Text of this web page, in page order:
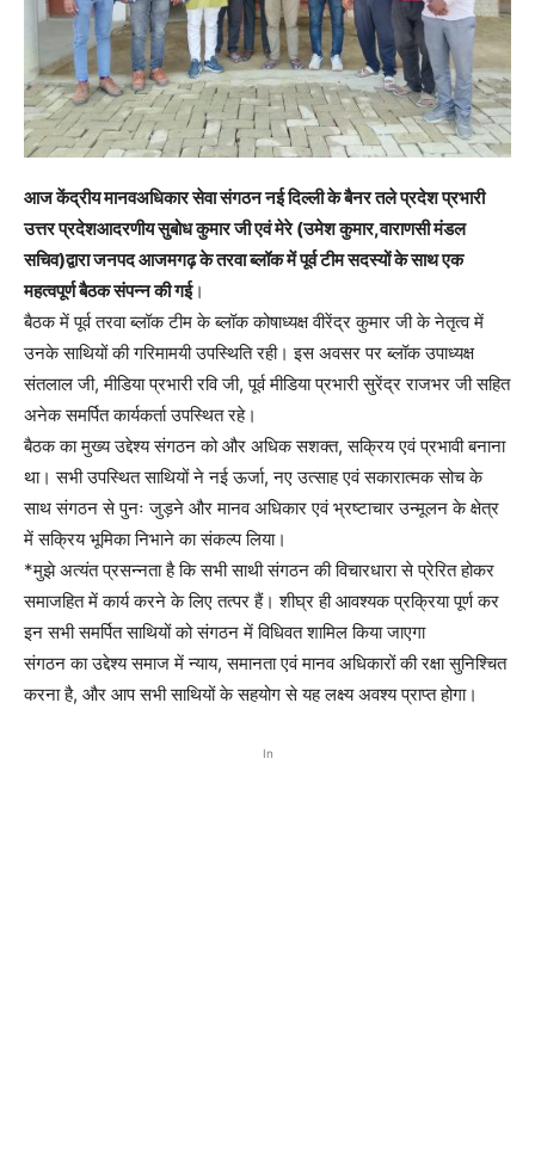
आज केंद्रीय मानवअधिकार सेवा संगठन नई दिल्ली के बैनर तले प्रदेश प्रभारी
उत्तर प्रदेशआदरणीय सुबोध कुमार जी एवं मेरे (उमेश कुमार,वाराणसी मंडल
सचिव)द्वारा जनपद आजमगढ़ के तरवा ब्लॉक में पूर्व टीम सदस्यों के साथ एक
महत्वपूर्ण बैठक संपन्न की गई।
बैठक में पूर्व तरवा ब्लॉक टीम के ब्लॉक कोषाध्यक्ष वीरेंद्र कुमार जी के नेतृत्व में
उनके साथियों की गरिमामयी उपस्थिति रही। इस अवसर पर ब्लॉक उपाध्यक्ष
संतलाल जी, मीडिया प्रभारी रवि जी, पूर्व मीडिया प्रभारी सुरेंद्र राजभर जी सहित
अनेक समर्पित कार्यकर्ता उपस्थित रहे।
बैठक का मुख्य उद्देश्य संगठन को और अधिक सशक्त, सक्रिय एवं प्रभावी बनाना
था। सभी उपस्थित साथियों ने नई ऊर्जा, नए उत्साह एवं सकारात्मक सोच के
साथ संगठन से पुनः जुड़ने और मानव अधिकार एवं भ्रष्टाचार उन्मूलन के क्षेत्र
में सक्रिय भूमिका निभाने का संकल्प लिया।
*मुझे अत्यंत प्रसन्नता है कि सभी साथी संगठन की विचारधारा से प्रेरित होकर
समाजहित में कार्य करने के लिए तत्पर हैं। शीघ्र ही आवश्यक प्रक्रिया पूर्ण कर
इन सभी समर्पित साथियों को संगठन में विधिवत शामिल किया जाएगा
संगठन का उद्देश्य समाज में न्याय, समानता एवं मानव अधिकारों की रक्षा सुनिश्चित
करना है, और आप सभी साथियों के सहयोग से यह लक्ष्य अवश्य प्राप्त होगा।
In